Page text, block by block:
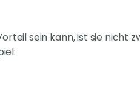
sein kann, ist sie nicht